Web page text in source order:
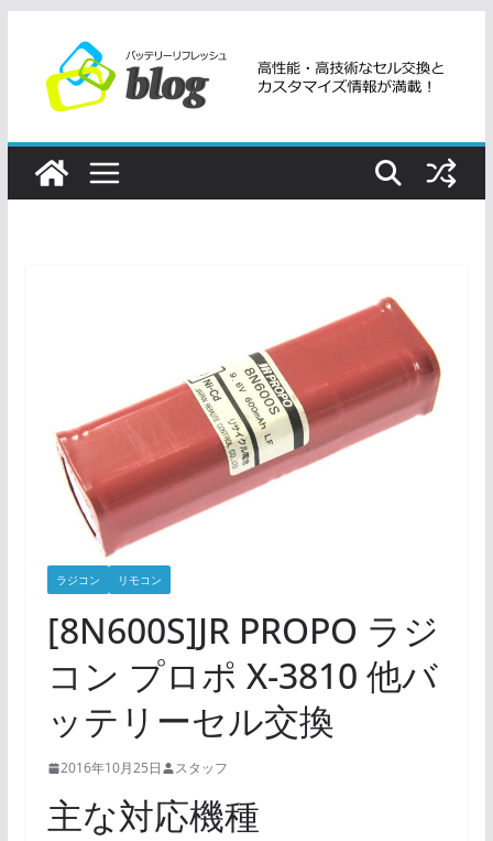
ツ
ラジコン リモコン
[8N600S]JR PROPO ラジ
コン プロポ X-3810 他バ
ッテリーセル交換
2016年10月25日 スタッフ
主な対応機種